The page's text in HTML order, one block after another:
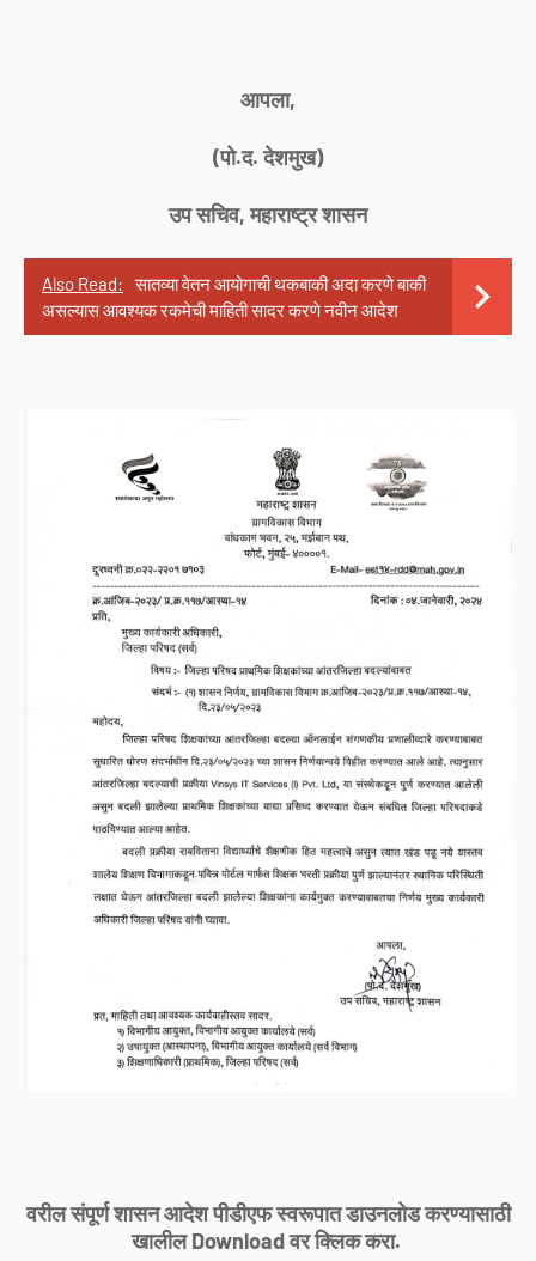
आपला,
(पो.द. देशमुख)
उप सचिव, महाराष्ट्र शासन
Also Read:
सातव्या वेतन आयोगाची थकबाकी अदा करणे बाकी
असल्यास आवश्यक रकमेची माहिती सादर करणे नवीन आदेश
वरील संपूर्ण शासन आदेश पीडीएफ स्वरूपात डाउनलोड करण्यासाठी
खालील Download वर क्लिक करा.